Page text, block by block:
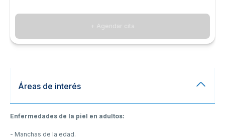
Áreas de interés
Enfermedades de la piel en adultos:
- Manchas de la edad.